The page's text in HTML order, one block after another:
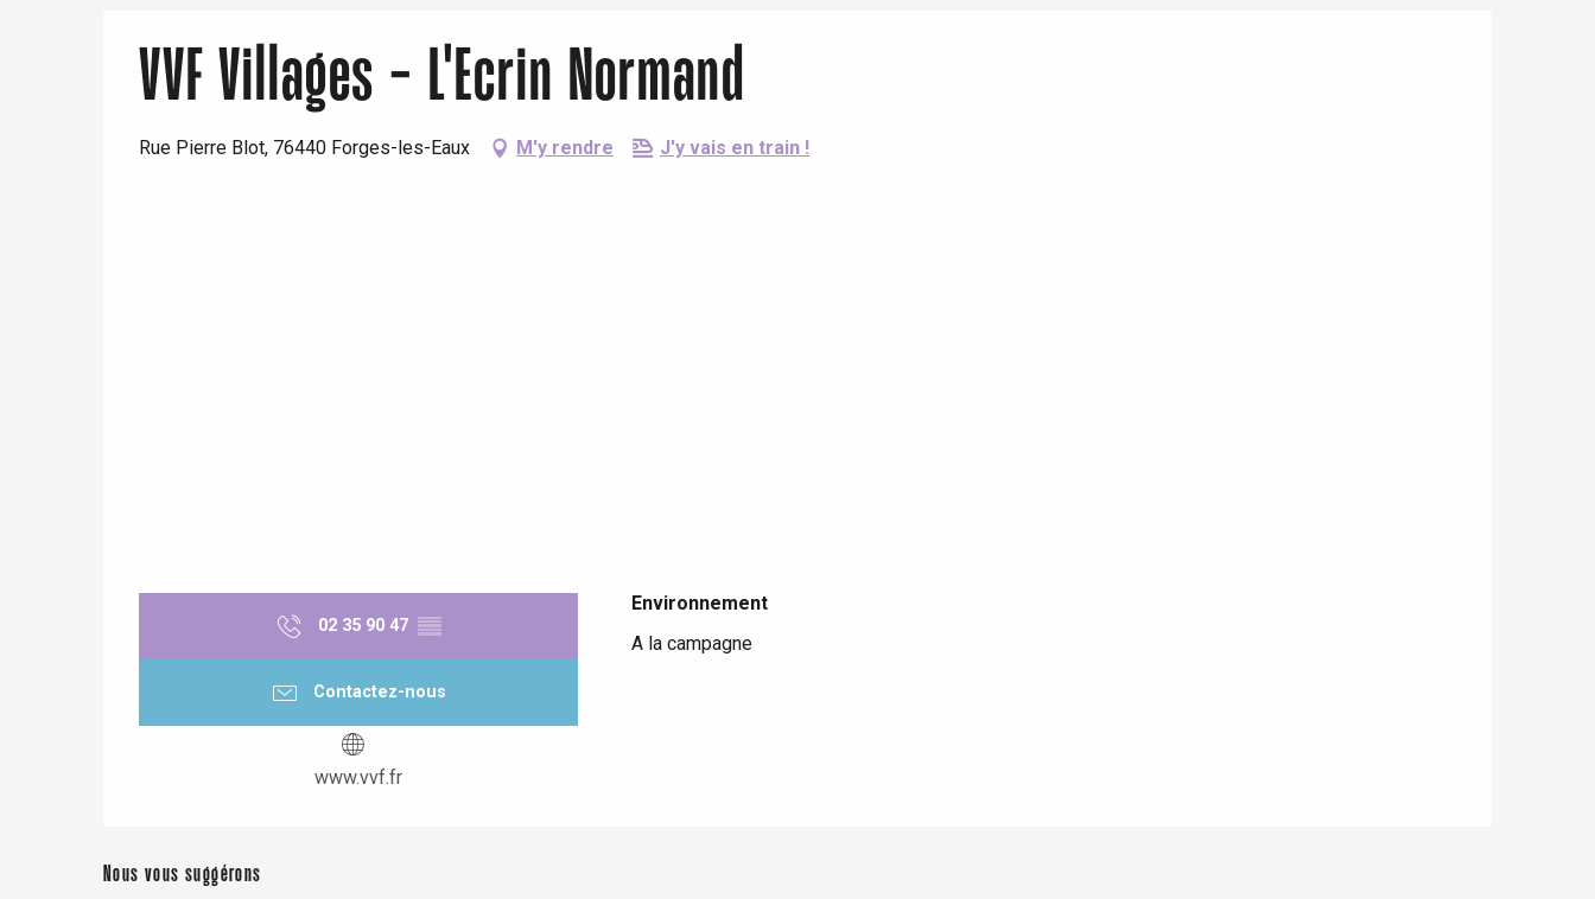
VVF Villages - L'Ecrin Normand
Rue Pierre Blot, 76440 Forges-les-Eaux M'y rendre J'y vais en train !
02 35 90 47 ▒▒
Contactez-nous
www.vvf.fr
Environnement
Environnement
A la campagne
Nous vous suggérons